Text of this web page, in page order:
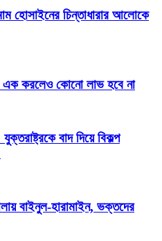
হোসাইনের চিন্তাধারার আলোকে
এক করলেও কোনো লাভ হবে না
বাদ দিয়ে বিকল্প
বাইনুল-হারামাইন, ভক্তদের